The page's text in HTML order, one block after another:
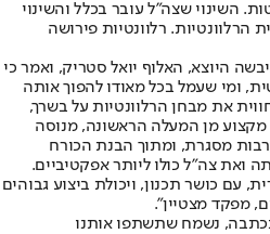
השינוי שצה"ל עובר בכלל והשינוי
הרלוונטיות. רלוונטיות פירושה
היוצא, האלוף יואל סטריק, ואמר כי
ומי שעמל בכל מאודו להפוך אותה
את מבחן הרלוונטיות על בשרך,
מקצוע מן המעלה הראשונה, מנוסה
מסגרת, ומתוך הבנת הכורח
ואת צה"ל כולו ליותר אפקטיביים.
עם כושר תכנון, ויכולת ביצוע גבוהים
מפקד מצטיין".
נשמח שתשתפו אותנו